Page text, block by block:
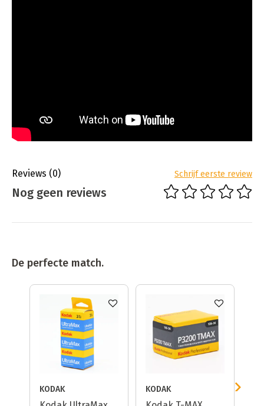
Reviews (0) Schrijf eerste review
Nog geen reviews
De perfecte match.
KODAK KODAK